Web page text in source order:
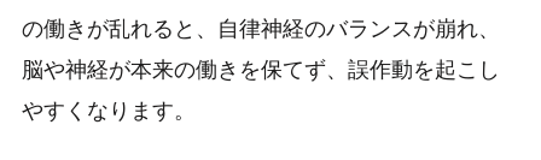
の働きが乱れると、自律神経のバランスが崩れ、
脳や神経が本来の働きを保てず、誤作動を起こし
やすくなります。